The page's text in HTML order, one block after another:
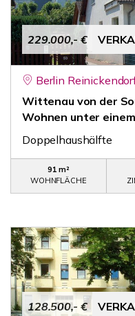
229.000,- €
Berlin
Wittenau von der
Wohnen unter
Doppelhaushälfte
91 m²
WOHNFLÄCHE
128.500,- €